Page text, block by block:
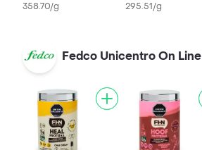
Chocolate
358.70/g
295.51/g
Fedco Unicentro On Line